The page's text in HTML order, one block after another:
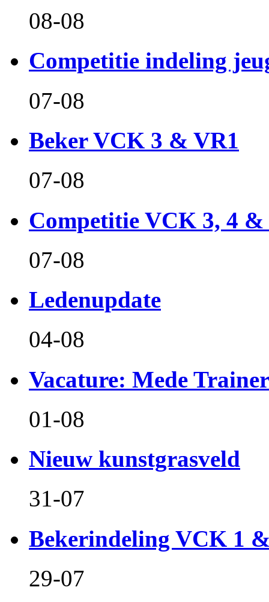
08-08
Competitie indeling
07-08
Beker VCK 3 & VR1
07-08
Competitie VCK 3, 4 &
07-08
Ledenupdate
04-08
Vacature: Mede
01-08
Nieuw kunstgrasveld
31-07
Bekerindeling VCK 1
29-07